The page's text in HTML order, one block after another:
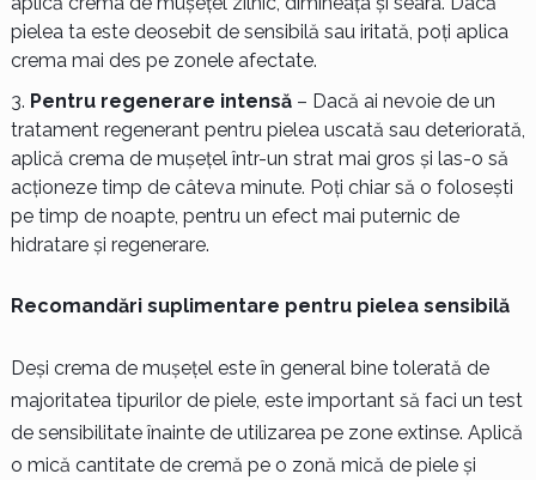
pielea ta este deosebit de sensibilă sau iritată, poți aplica
crema mai des pe zonele afectate.
Pentru regenerare intensă– Dacă ai nevoie de un
tratament regenerant pentru pielea uscată sau deteriorată,
aplică crema de mușețel într-un strat mai gros și las-o să
acționeze timp de câteva minute. Poți chiar să o folosești
pe timp de noapte, pentru un efect mai puternic de
hidratare și regenerare.
Recomandări suplimentare pentru pielea sensibilă
Deși crema de mușețel este în general bine tolerată de
majoritatea tipurilor de piele, este important să faci un test
de sensibilitate înainte de utilizarea pe zone extinse. Aplică
o mică cantitate de cremă pe o zonă mică de piele și